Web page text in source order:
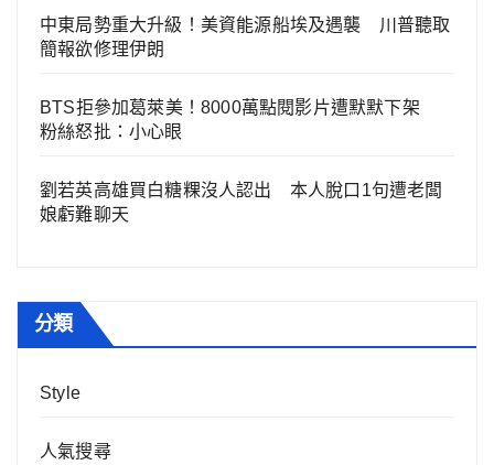
中東局勢重大升級！美資能源船埃及遇襲 川普聽取
簡報欲修理伊朗
BTS拒參加葛萊美！8000萬點閱影片遭默默下架
粉絲怒批：小心眼
劉若英高雄買白糖粿沒人認出 本人脫口1句遭老闆
娘虧難聊天
分類
Style
人氣搜尋